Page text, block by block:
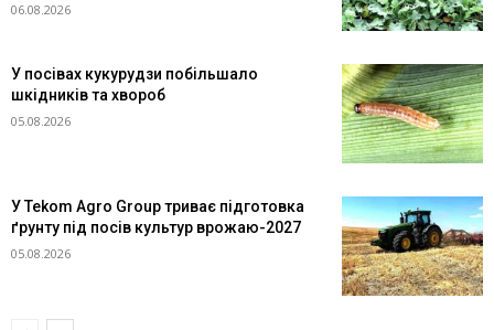
06.08.2026
У посівах кукурудзи побільшало
шкідників та хвороб
05.08.2026
У Tekom Agro Group триває підготовка
ґрунту під посів культур врожаю-2027
05.08.2026